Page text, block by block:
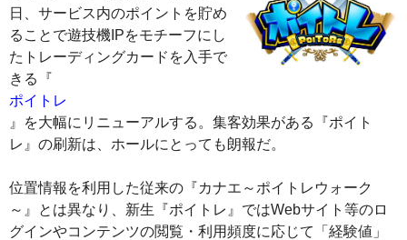
日、サービス内のポイントを貯め
ることで遊技機IPをモチーフにし
たトレーディングカードを入手で
きる『
ポイトレ
』を大幅にリニューアルする。集客効果がある『ポイト
レ』の刷新は、ホールにとっても朗報だ。
位置情報を利用した従来の『カナエ～ポイトレウォーク
～』とは異なり、新生『ポイトレ』ではWebサイト等のロ
グインやコンテンツの閲覧・利用頻度に応じて「経験値」